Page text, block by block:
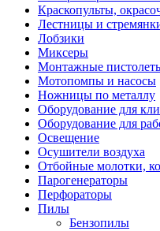
Краскопульты,
Лестницы и
Лобзики
Миксеры
Монтажные
Мотопомпы и насосы
Ножницы по металлу
Оборудование для
Оборудование для
Освещение
Осушители воздуха
Отбойные молотки,
Парогенераторы
Перфораторы
Пилы
Бензопилы